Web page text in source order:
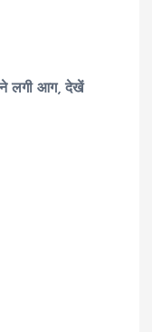
लगी आग, देखें